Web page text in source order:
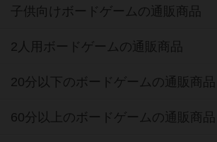
子供向けボードゲームの通販商品
2人用ボードゲームの通販商品
20分以下のボードゲームの通販商品
60分以上のボードゲームの通販商品